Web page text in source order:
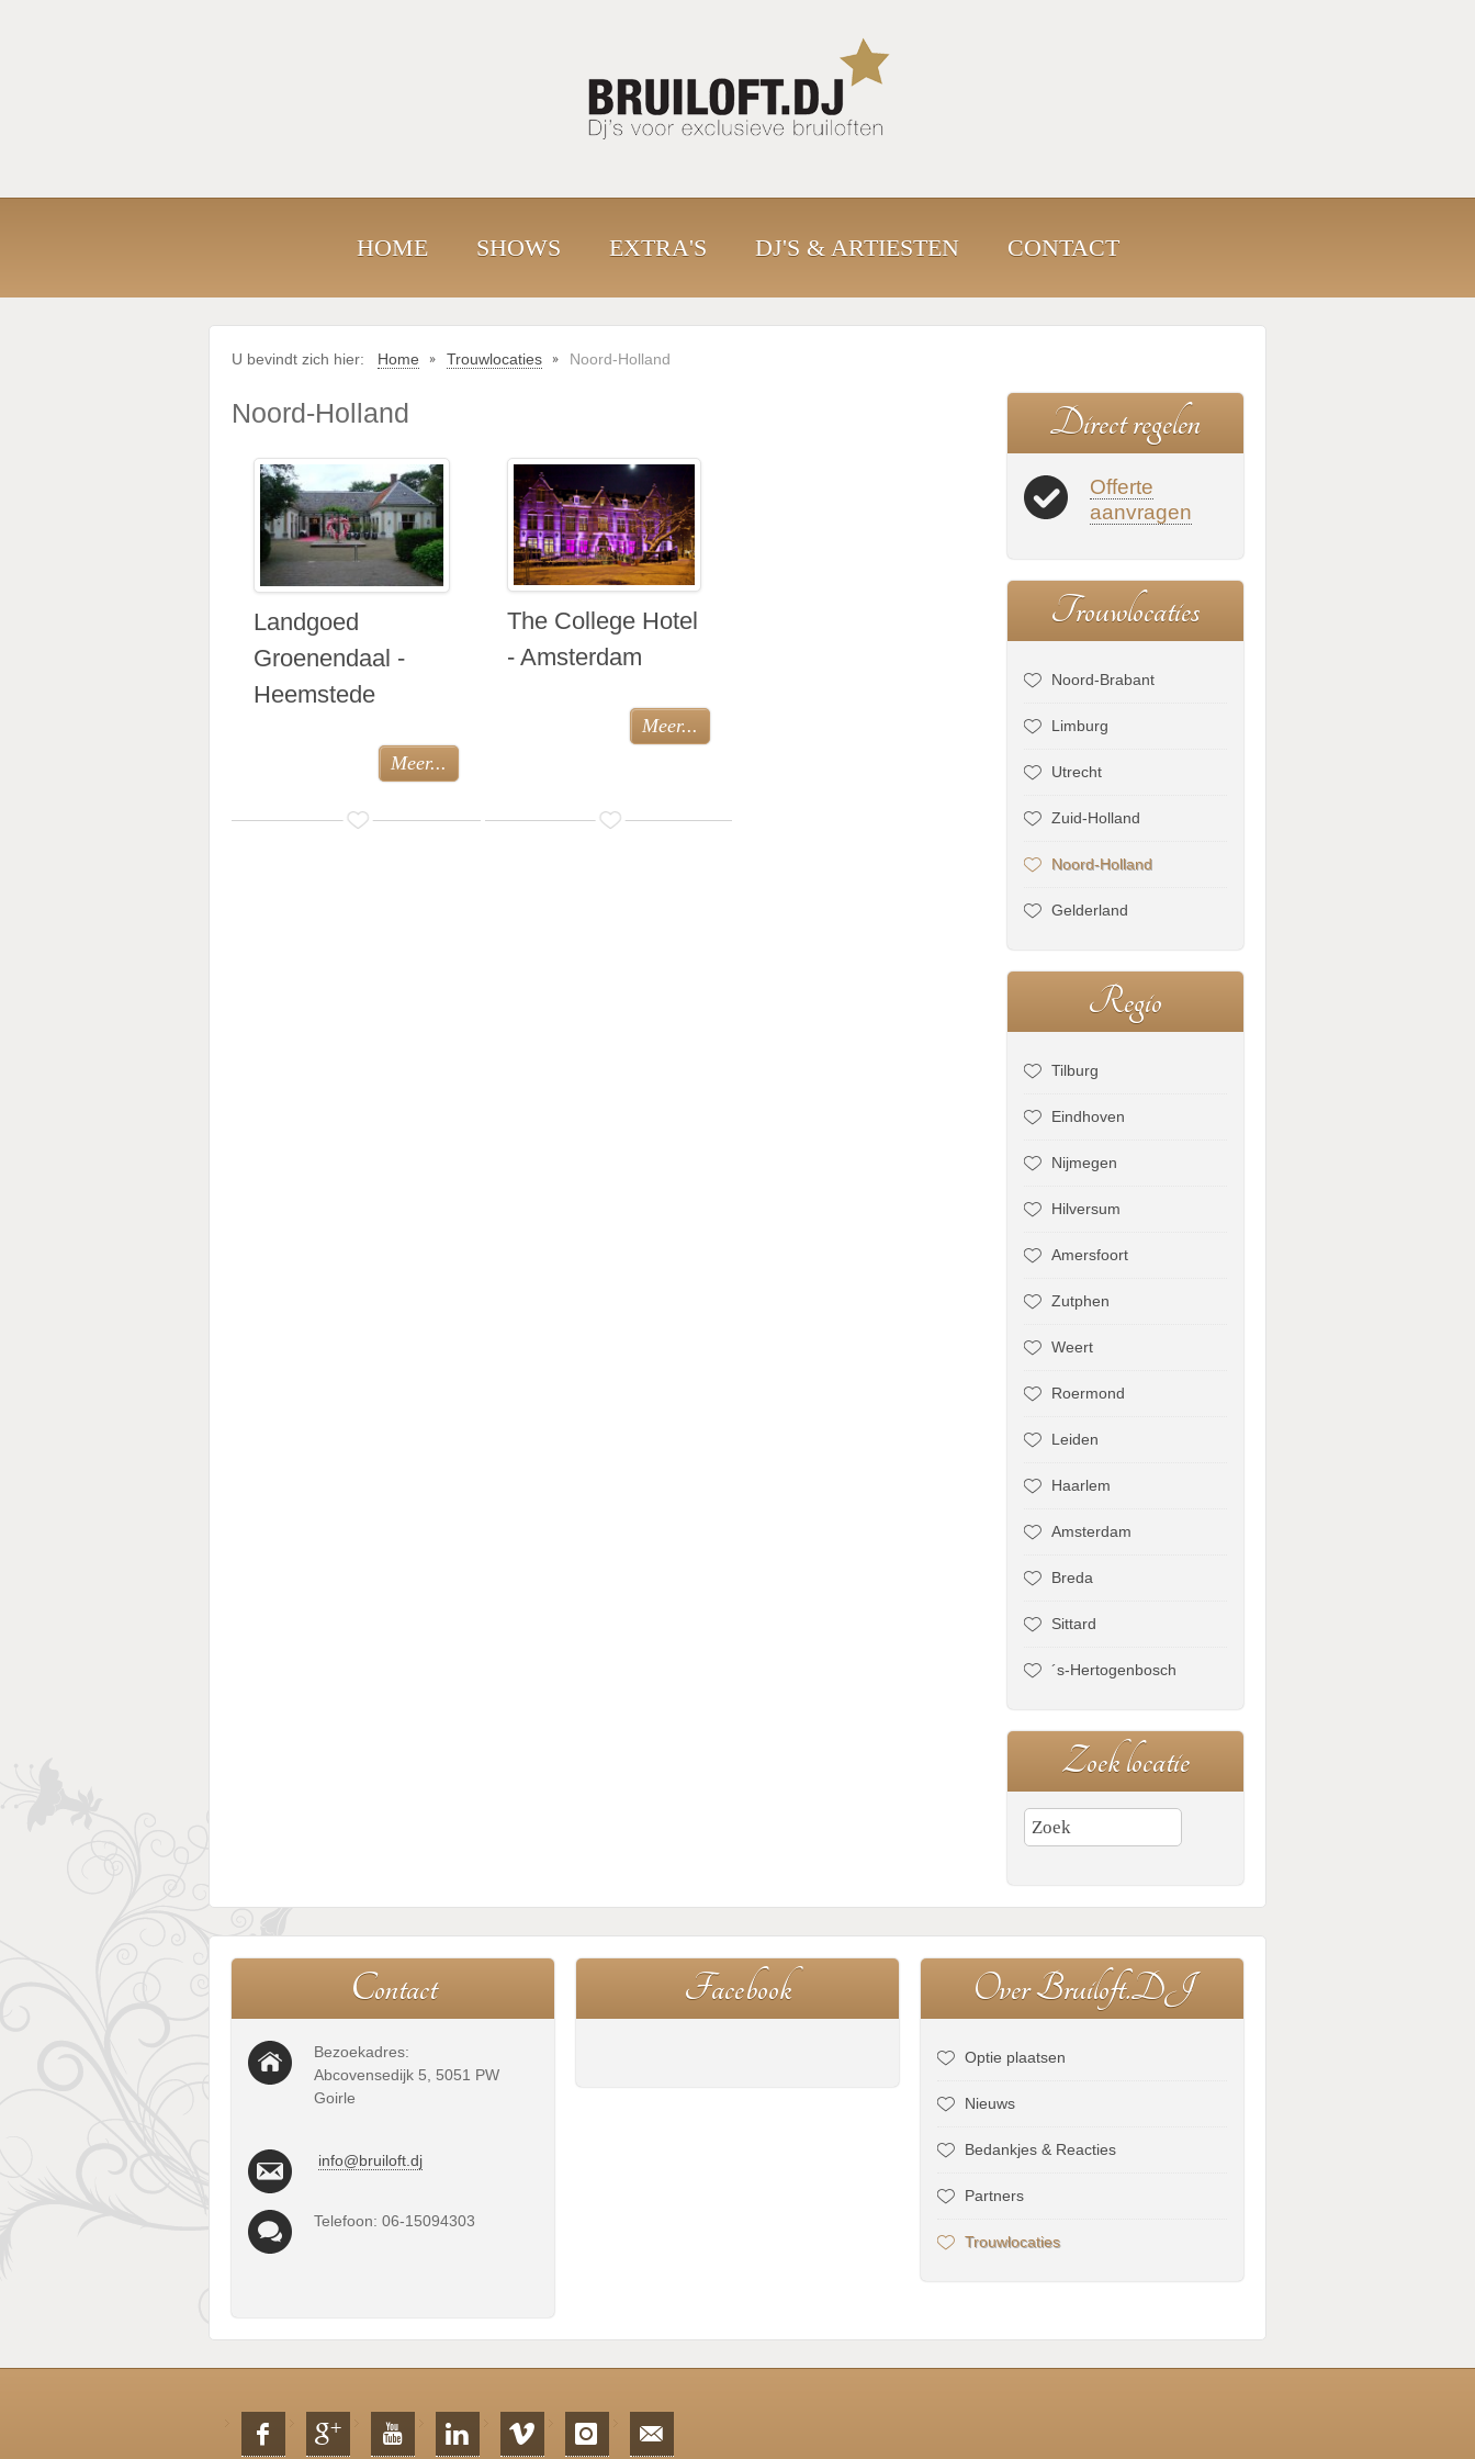
HOME SHOWS EXTRA'S DJ'S & ARTIESTEN CONTACT
U bevindt zich hier: Home Trouwlocaties Noord-Holland
Noord-Holland
Landgoed
Groenendaal -
Heemstede
Meer...
The College Hotel
- Amsterdam
Meer...
Directregelen
Offerte
aanvragen
Trouwlocaties
Noord-Brabant
Limburg
Utrecht
Zuid-Holland
Noord-Holland
Gelderland
Regio
Tilburg
Eindhoven
Nijmegen
Hilversum
Amersfoort
Zutphen
Weert
Roermond
Leiden
Haarlem
Amsterdam
Breda
Sittard
´s-Hertogenbosch
Zoeklocatie
Contact
Bezoekadres:
Abcovensedijk 5, 5051 PW
Goirle
info@bruiloft.dj
Telefoon: 06-15094303
Facebook OverBruiloft.DJ
Optie plaatsen
Nieuws
Bedankjes & Reacties
Partners
Trouwlocaties